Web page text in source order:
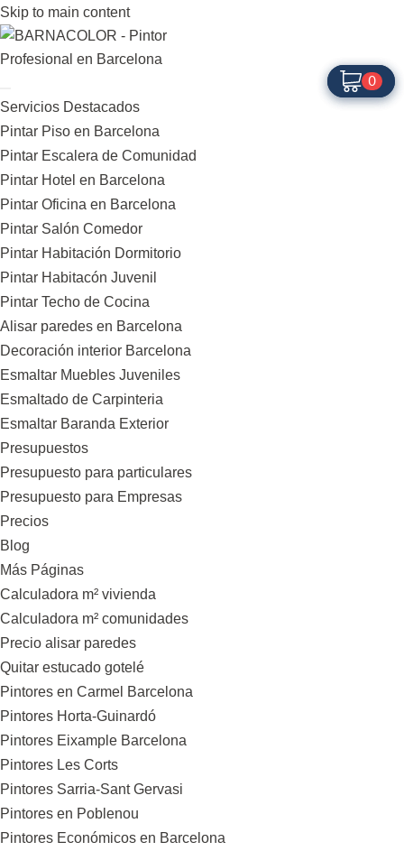
Skip to main content
0
Servicios Destacados
Pintar Piso en Barcelona
Pintar Escalera de Comunidad
Pintar Hotel en Barcelona
Pintar Oficina en Barcelona
Pintar Salón Comedor
Pintar Habitación Dormitorio
Pintar Habitacón Juvenil
Pintar Techo de Cocina
Alisar paredes en Barcelona
Decoración interior Barcelona
Esmaltar Muebles Juveniles
Esmaltado de Carpinteria
Esmaltar Baranda Exterior
Presupuestos
Presupuesto para particulares
Presupuesto para Empresas
Precios
Blog
Más Páginas
Calculadora m² vivienda
Calculadora m² comunidades
Precio alisar paredes
Quitar estucado gotelé
Pintores en Carmel Barcelona
Pintores Horta-Guinardó
Pintores Eixample Barcelona
Pintores Les Corts
Pintores Sarria-Sant Gervasi
Pintores en Poblenou
Pintores Económicos en Barcelona
0